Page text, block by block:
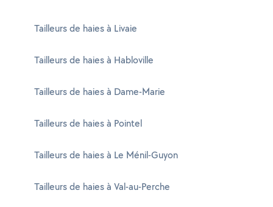
Tailleurs de haies à Livaie
Tailleurs de haies à Habloville
Tailleurs de haies à Dame-Marie
Tailleurs de haies à Pointel
Tailleurs de haies à Le Ménil-Guyon
Tailleurs de haies à Val-au-Perche